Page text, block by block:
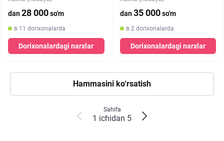
dan28 000so'm
в 11 dorixonalarda
Dorixonalardagi narxlar
dan35 000so'm
в 2 dorixonalarda
Dorixonalardagi narxlar
Hammasini ko‘rsatish
Sahifa
1 ichidan 5